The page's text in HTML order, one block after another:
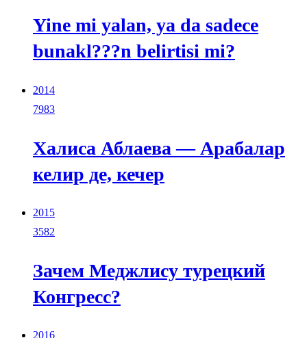
Yine mi yalan, ya da sadece
bunakl???n belirtisi mi?
2014
7983
Халиса Аблаева — Арабалар
келир де, кечер
2015
3582
Зачем Меджлису турецкий
Конгресс?
2016